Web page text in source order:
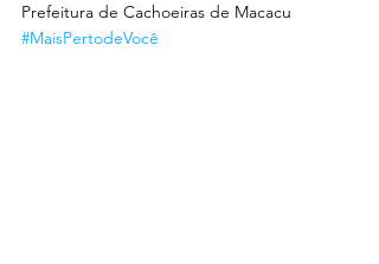
Prefeitura de Cachoeiras de Macacu
#MaisPertodeVocê